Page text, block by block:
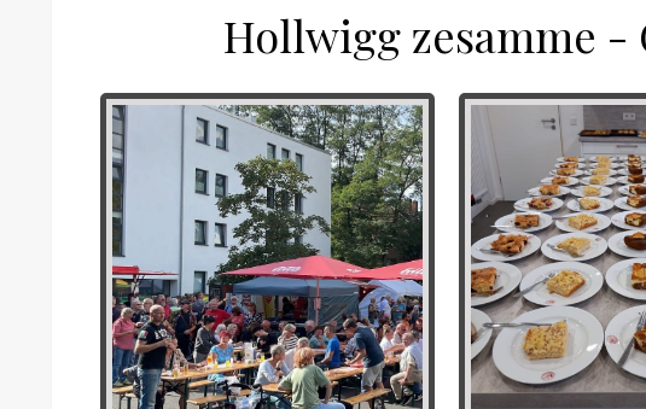
Hollwigg zesamme -